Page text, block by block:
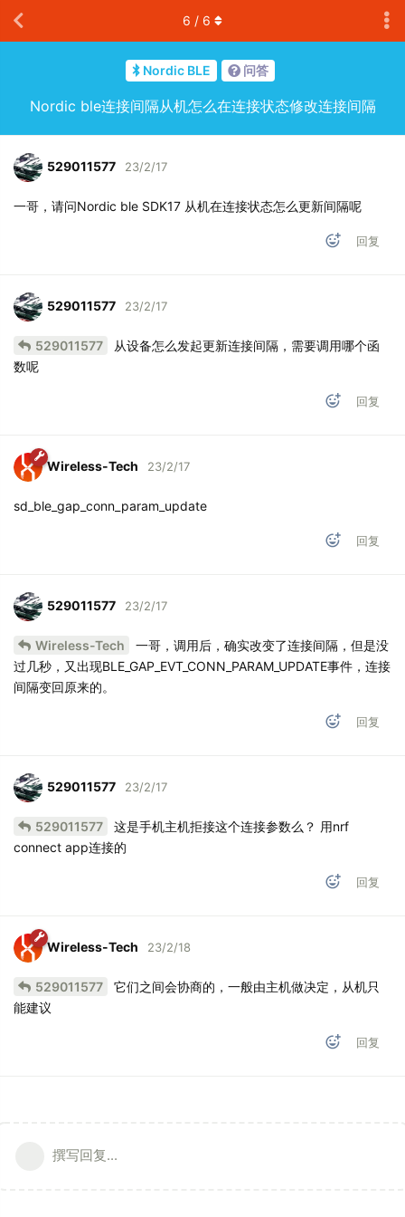
Nordic BLE 问答
Nordic ble连接间隔从机怎么在连接状态修改连接间隔
6 / 6
529011577 23/2/17
一哥，请问Nordic ble SDK17 从机在连接状态怎么更新间隔呢
回复
529011577 23/2/17
529011577
从设备怎么发起更新连接间隔，需要调用哪个函
数呢
回复
Wireless-Tech 23/2/17
sd_ble_gap_conn_param_update
回复
529011577 23/2/17
Wireless-Tech
一哥，调用后，确实改变了连接间隔，但是没
过几秒，又出现BLE_GAP_EVT_CONN_PARAM_UPDATE事件，连接
间隔变回原来的。
回复
529011577 23/2/17
529011577
这是手机主机拒接这个连接参数么？ 用nrf
connect app连接的
回复
Wireless-Tech 23/2/18
529011577
它们之间会协商的，一般由主机做决定，从机只
能建议
回复
撰写回复...